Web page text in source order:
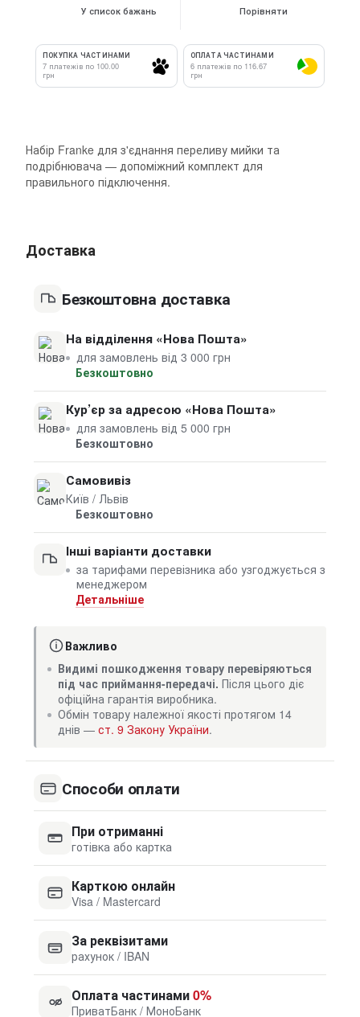
У список бажань Порівняти
ПОКУПКА ЧАСТИНАМИ
7 платежів по 100.00
грн
ОПЛАТА ЧАСТИНАМИ
6 платежів по 116.67
грн
Набір Franke для з'єднання переливу мийки та
подрібнювача — допоміжний комплект для
правильного підключення.
Доставка
Безкоштовна доставка
На відділення «Нова Пошта»
для замовлень від 3 000 грн
Безкоштовно
Кур’єр за адресою «Нова Пошта»
для замовлень від 5 000 грн
Безкоштовно
Самовивіз
Київ / Львів
Безкоштовно
Інші варіанти доставки
за тарифами перевізника або узгоджується з
менеджером
Детальніше
Важливо
Видимі пошкодження товару перевіряються
під час приймання-передачі. Після цього діє
офіційна гарантія виробника.
Обмін товару належної якості протягом 14
днів — ст. 9 Закону України.
Способи оплати
При отриманні
готівка або картка
Карткою онлайн
Visa / Mastercard
За реквізитами
рахунок / IBAN
Оплата частинами0%
ПриватБанк / МоноБанк